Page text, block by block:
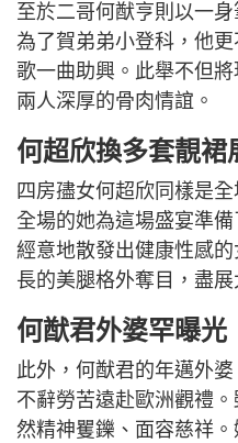
至於二哥何猷亨則以一
為了賀弟弟小登科，他
歌一曲助興。此舉不但
兩人深厚的骨肉情誼。
何超欣換多套靚裙
四房孻女何超欣同樣是
全場的她為這場盛宴準
經意地散發出健康性感
長的美腿格外奪目，盡
何猷君外婆罕曝光
此外，何猷君的年邁外
不辭勞苦遠赴歐洲觀禮
然精神矍鑠、面容慈祥